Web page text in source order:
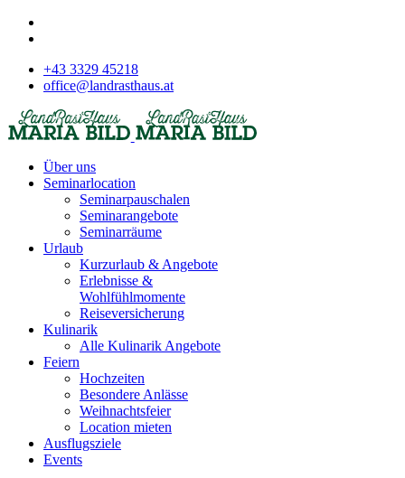
+43 3329 45218
office@landrasthaus.at
Über uns
Seminarlocation
Seminarpauschalen
Seminarangebote
Seminarräume
Urlaub
Kurzurlaub & Angebote
Erlebnisse &
Wohlfühlmomente
Reiseversicherung
Kulinarik
Alle Kulinarik Angebote
Feiern
Hochzeiten
Besondere Anlässe
Weihnachtsfeier
Location mieten
Ausflugsziele
Events